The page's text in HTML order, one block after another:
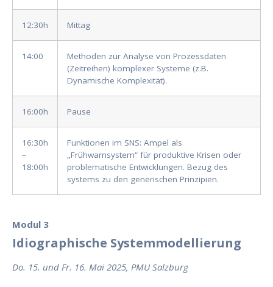
12:30h Mittag
14:00
Methoden zur Analyse von Prozessdaten
(Zeitreihen) komplexer Systeme (z.B.
Dynamische Komplexität).
16:00h Pause
16:30h
–
18:00h
Funktionen im SNS: Ampel als
„Frühwarnsystem“ für produktive Krisen oder
problematische Entwicklungen. Bezug des
systems zu den generischen Prinzipien.
Modul 3
Idiographische Systemmodellierung
Do. 15. und Fr. 16. Mai 2025, PMU Salzburg